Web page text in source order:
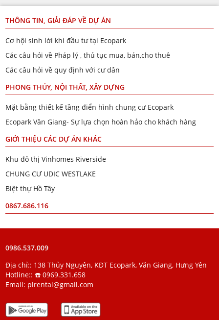
THÔNG TIN, GIẢI ĐÁP VỀ DỰ ÁN
Cơ hội sinh lời khi đầu tư tại Ecopark
Các câu hỏi về Pháp lý , thủ tục mua, bán,cho thuê
Các câu hỏi về quy định với cư dân
PHONG THỦY, NỘI THẤT, XÂY DỰNG
Mặt bằng thiết kế tầng điển hình chung cư Ecopark
Ecopark Văn Giang- Sự lựa chọn hoàn hảo cho khách hàng
GIỚI THIỆU CÁC DỰ ÁN KHÁC
Khu đô thị Vinhomes Riverside
CHUNG CƯ UDIC WESTLAKE
Biệt thự Hồ Tây
0867.686.116
0986.537.009
Địa chỉ:: 138 Thủy Nguyên, KĐT Ecopark, Văn Giang, Hưng Yên
Hotline:: ☎️ 0969.331.658
Email: plrental@gmail.com